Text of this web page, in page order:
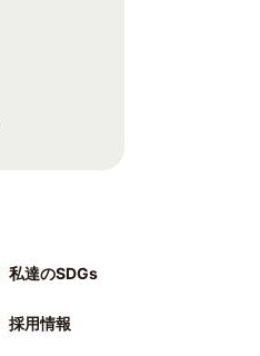
私達のSDGs
採用情報